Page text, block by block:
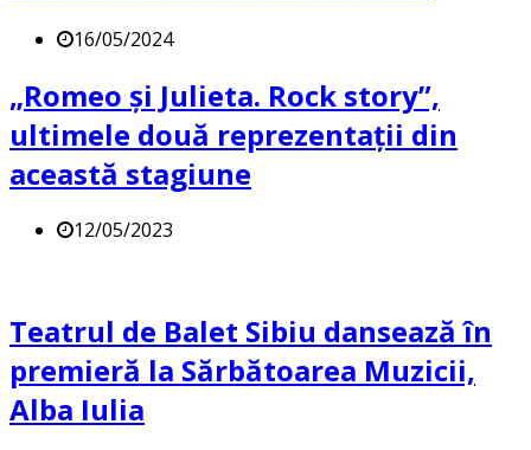
16/05/2024
„Romeo și Julieta. Rock story”,
ultimele două reprezentații din
această stagiune
12/05/2023
Teatrul de Balet Sibiu dansează în
premieră la Sărbătoarea Muzicii,
Alba Iulia